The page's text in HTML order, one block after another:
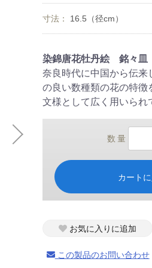
寸法：
染錦唐花牡丹絵 銘々皿
奈良時代に中国から伝
の良い数種類の花の特
文様として広く用いられ
数 量
カート
お気に入りに追加
この製品のお問い合わせ